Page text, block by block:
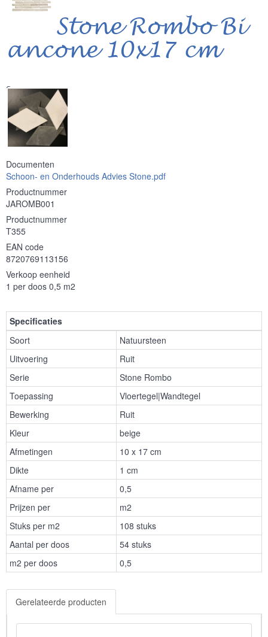
Stone Rombo Bi
ancone 10x17 cm
Serie
Documenten
Schoon- en Onderhouds Advies Stone.pdf
Productnummer
JAROMB001
Productnummer
T355
EAN code
8720769113156
Verkoop eenheid
1 per doos 0,5 m2
Specificaties
Soort
Natuursteen
Uitvoering
Ruit
Serie
Stone Rombo
Toepassing
Vloertegel|Wandtegel
Bewerking
Ruit
Kleur
beige
Afmetingen
10 x 17 cm
Dikte
1 cm
Afname per
0,5
Prijzen per
m2
Stuks per m2
108 stuks
Aantal per doos
54 stuks
m2 per doos
0,5
Gerelateerde producten